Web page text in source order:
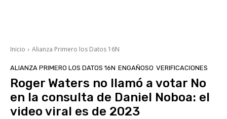
Inicio Alianza Primero los Datos 16N
ALIANZA PRIMERO LOS DATOS 16N ENGAÑOSO VERIFICACIONES
Roger Waters no llamó a votar No
en la consulta de Daniel Noboa: el
video viral es de 2023